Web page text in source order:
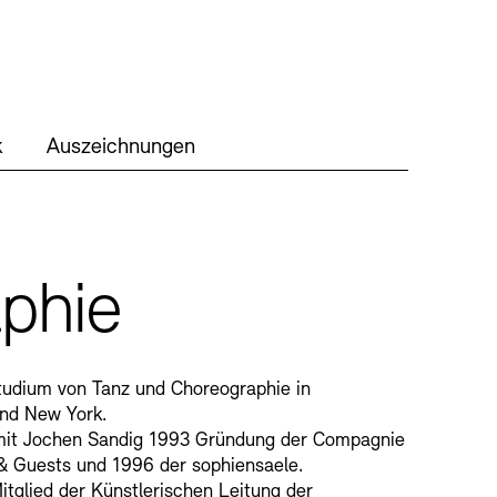
der Akademien
– KUNSTWELTEN
Presse Nachhaltigkeit
Auszeichnungen
von Tanz und Choreographie in
New York.
Jochen Sandig 1993 Gründung der Compagnie
Guests und 1996 der sophiensaele.
der Künstlerischen Leitung der